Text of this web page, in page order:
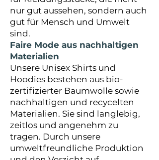
nur gut aussehen, sondern auch
gut für Mensch und Umwelt
sind.
Faire Mode aus nachhaltigen
Materialien
Unsere Unisex Shirts und
Hoodies bestehen aus bio-
zertifizierter Baumwolle sowie
nachhaltigen und recycelten
Materialien. Sie sind langlebig,
zeitlos und angenehm zu
tragen. Durch unsere
umweltfreundliche Produktion